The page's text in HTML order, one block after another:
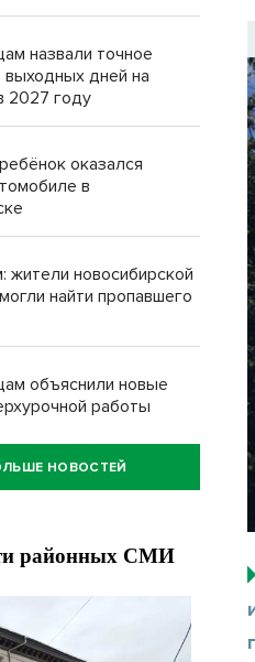
назвали точное
выходных дней на
2027 году
оказался
в
жители новосибирской
найти пропавшего
объяснили новые
работы
НОВОСТЕЙ